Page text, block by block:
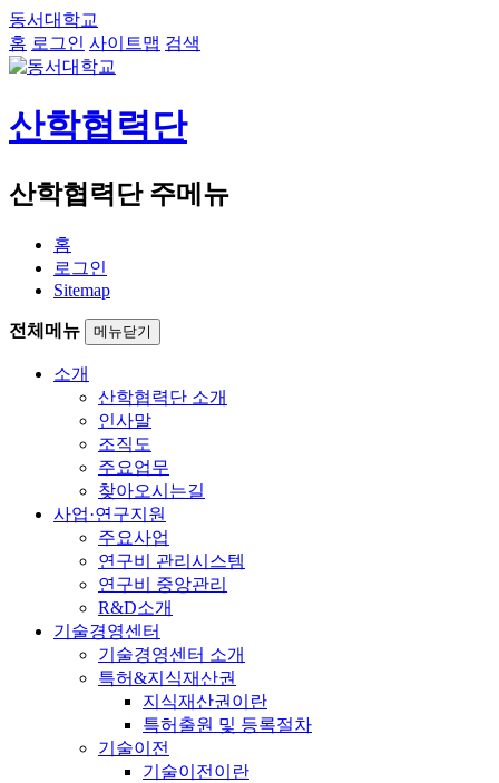
동서대학교
홈 로그인 사이트맵 검색
산학협력단
산학협력단 주메뉴
홈
로그인
Sitemap
전체메뉴 메뉴닫기
소개
산학협력단 소개
인사말
조직도
주요업무
찾아오시는길
사업·연구지원
주요사업
연구비 관리시스템
연구비 중앙관리
R&D소개
기술경영센터
기술경영센터 소개
특허&지식재산권
지식재산권이란
특허출원 및 등록절차
기술이전
기술이전이란